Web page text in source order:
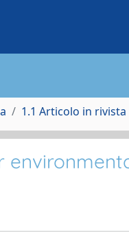
1.1 Articolo in rivista